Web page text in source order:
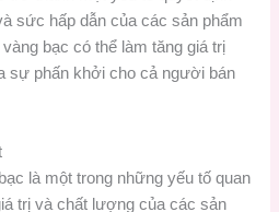
sức hấp dẫn của các sản phẩm
bạc có thể làm tăng giá trị
sự phấn khởi cho cả người bán
là một trong những yếu tố quan
trị và chất lượng của các sản